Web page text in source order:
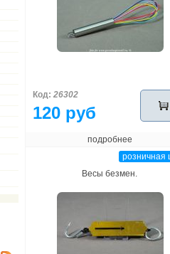
Код: 26302
120 руб
подробнее
розничная
Весы безмен.